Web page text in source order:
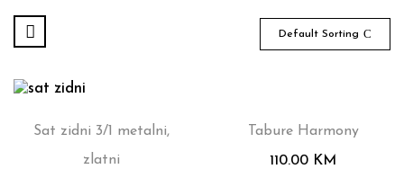
Default Sorting
Sat zidni 3/1 metalni,
zlatni
Tabure Harmony
110.00 KM